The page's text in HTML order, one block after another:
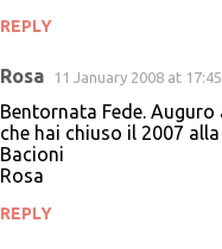
REPLY
Rosa 11 January 2008 at 17:45
Bentornata Fede.
che hai chiuso il 2007
Bacioni
Rosa
REPLY